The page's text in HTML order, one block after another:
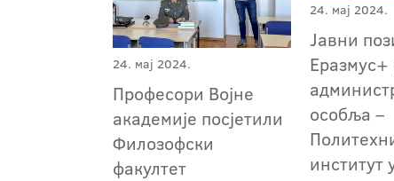
24. мај 2024.
Професори Војне
академије посјетили
Филозофски
факултет
24. мај 2024.
Јавни
Еразмус+
особља –
институт